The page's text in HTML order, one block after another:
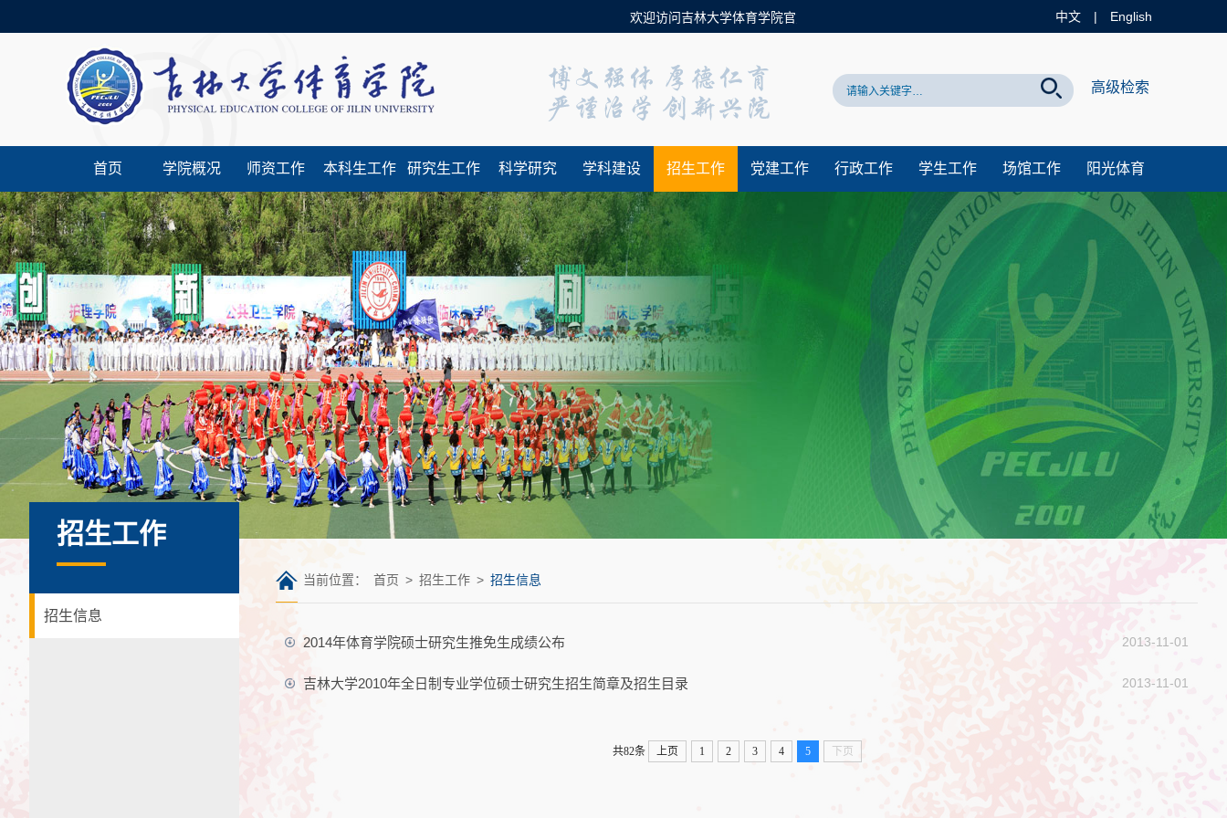
欢迎访问吉林大学体育学院官方网站！ 中文 | English
高级检索
首页 学院概况 师资工作 本科生工作 研究生工作 科学研究 学科建设 招生工作 党建工作 行政工作 学生工作 场馆工作 阳光体育
招生工作
招生信息
当前位置： 首页 > 招生工作 > 招生信息
2014年体育学院硕士研究生推免生成绩公布 2013-11-01
吉林大学2010年全日制专业学位硕士研究生招生简章及招生目录 2013-11-01
共82条 上页 1 2 3 4 5 下页